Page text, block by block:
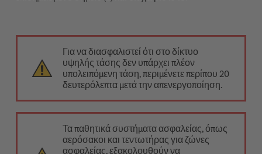
Για να διασφαλιστεί ότι στο δίκτυο
υψηλής τάσης δεν υπάρχει πλέον
υπολειπόμενη τάση, περιμένετε περίπου 20
δευτερόλεπτα μετά την απενεργοποίηση.
Τα παθητικά συστήματα ασφαλείας, όπως
αερόσακοι και τεντωτήρας για ζώνες
ασφαλείας, εξακολουθούν να